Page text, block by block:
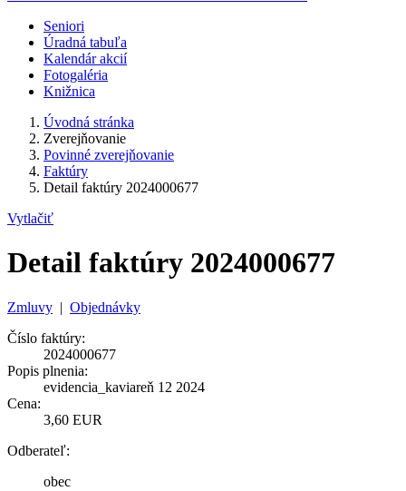
Seniori
Úradná tabuľa
Kalendár akcií
Fotogaléria
Knižnica
Úvodná stránka
Zverejňovanie
Povinné zverejňovanie
Faktúry
Detail faktúry 2024000677
Vytlačiť
Detail faktúry 2024000677
Zmluvy | Objednávky
Číslo faktúry:
2024000677
Popis plnenia:
evidencia_kaviareň 12 2024
Cena:
3,60 EUR
Odberateľ:
obec